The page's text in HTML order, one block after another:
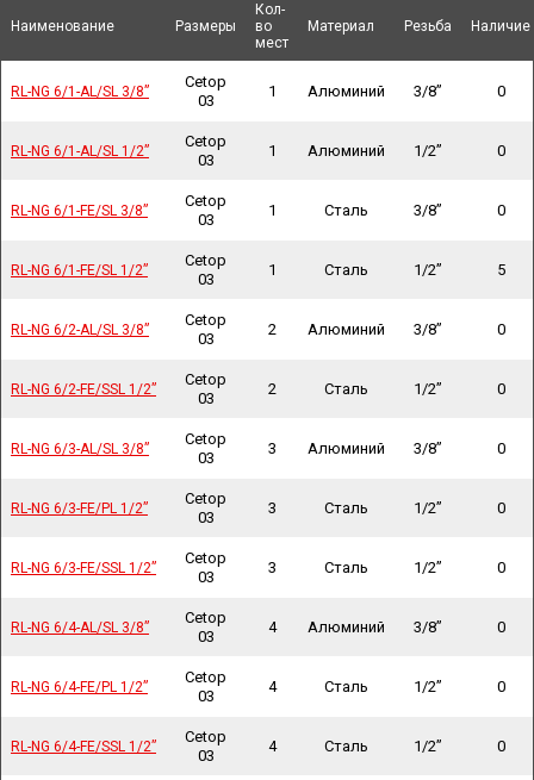
Наименование Размеры
Кол-
во
мест
Материал Резьба Наличие
RL-NG 6/1-AL/SL 3/8”
Cetop
03
1 Алюминий 3/8” 0
RL-NG 6/1-AL/SL 1/2”
Cetop
03
1 Алюминий 1/2” 0
RL-NG 6/1-FE/SL 3/8”
Cetop
03
1 Сталь 3/8” 0
RL-NG 6/1-FE/SL 1/2”
Cetop
03
1 Сталь 1/2” 5
RL-NG 6/2-AL/SL 3/8”
Cetop
03
2 Алюминий 3/8” 0
RL-NG 6/2-FE/SSL 1/2”
Cetop
03
2 Сталь 1/2” 0
RL-NG 6/3-AL/SL 3/8”
Cetop
03
3 Алюминий 3/8” 0
RL-NG 6/3-FE/PL 1/2”
Cetop
03
3 Сталь 1/2” 0
RL-NG 6/3-FE/SSL 1/2”
Cetop
03
3 Сталь 1/2” 0
RL-NG 6/4-AL/SL 3/8”
Cetop
03
4 Алюминий 3/8” 0
RL-NG 6/4-FE/PL 1/2”
Cetop
03
4 Сталь 1/2” 0
RL-NG 6/4-FE/SSL 1/2”
Cetop
03
4 Сталь 1/2” 0
Наименование
RL-NG 6/1-AL/SL 3/8”
RL-NG 6/1-AL/SL 1/2”
RL-NG 6/1-FE/SL 3/8”
RL-NG 6/1-FE/SL 1/2”
RL-NG 6/2-AL/SL 3/8”
RL-NG 6/2-FE/SSL 1/2”
RL-NG 6/3-AL/SL 3/8”
RL-NG 6/3-FE/PL 1/2”
RL-NG 6/3-FE/SSL 1/2”
RL-NG 6/4-AL/SL 3/8”
RL-NG 6/4-FE/PL 1/2”
RL-NG 6/4-FE/SSL 1/2”
Наименование
Наименование Размеры
Кол-
во
мест
Материал Резьба Наличие